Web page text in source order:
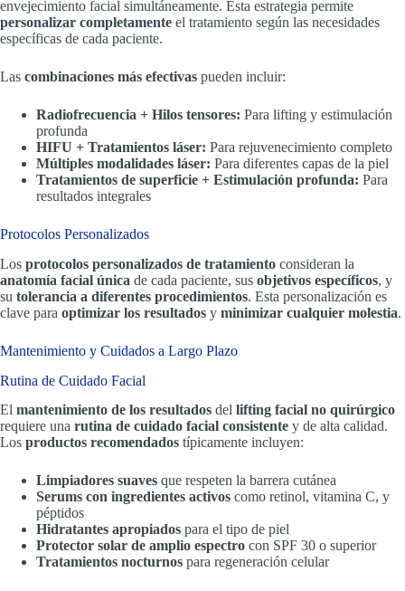
envejecimiento facial simultáneamente. Esta estrategia permite
personalizar completamente el tratamiento según las necesidades
específicas de cada paciente.
Las combinaciones más efectivas pueden incluir:
Radiofrecuencia + Hilos tensores: Para lifting y estimulación
profunda
HIFU + Tratamientos láser: Para rejuvenecimiento completo
Múltiples modalidades láser: Para diferentes capas de la piel
Tratamientos de superficie + Estimulación profunda: Para
resultados integrales
Protocolos Personalizados
Los protocolos personalizados de tratamiento consideran la
anatomía facial única de cada paciente, sus objetivos específicos, y
su tolerancia a diferentes procedimientos. Esta personalización es
clave para optimizar los resultados y minimizar cualquier molestia.
Mantenimiento y Cuidados a Largo Plazo
Rutina de Cuidado Facial
El mantenimiento de los resultados del lifting facial no quirúrgico
requiere una rutina de cuidado facial consistente y de alta calidad.
Los productos recomendados típicamente incluyen:
Limpiadores suaves que respeten la barrera cutánea
Serums con ingredientes activos como retinol, vitamina C, y
péptidos
Hidratantes apropiados para el tipo de piel
Protector solar de amplio espectro con SPF 30 o superior
Tratamientos nocturnos para regeneración celular